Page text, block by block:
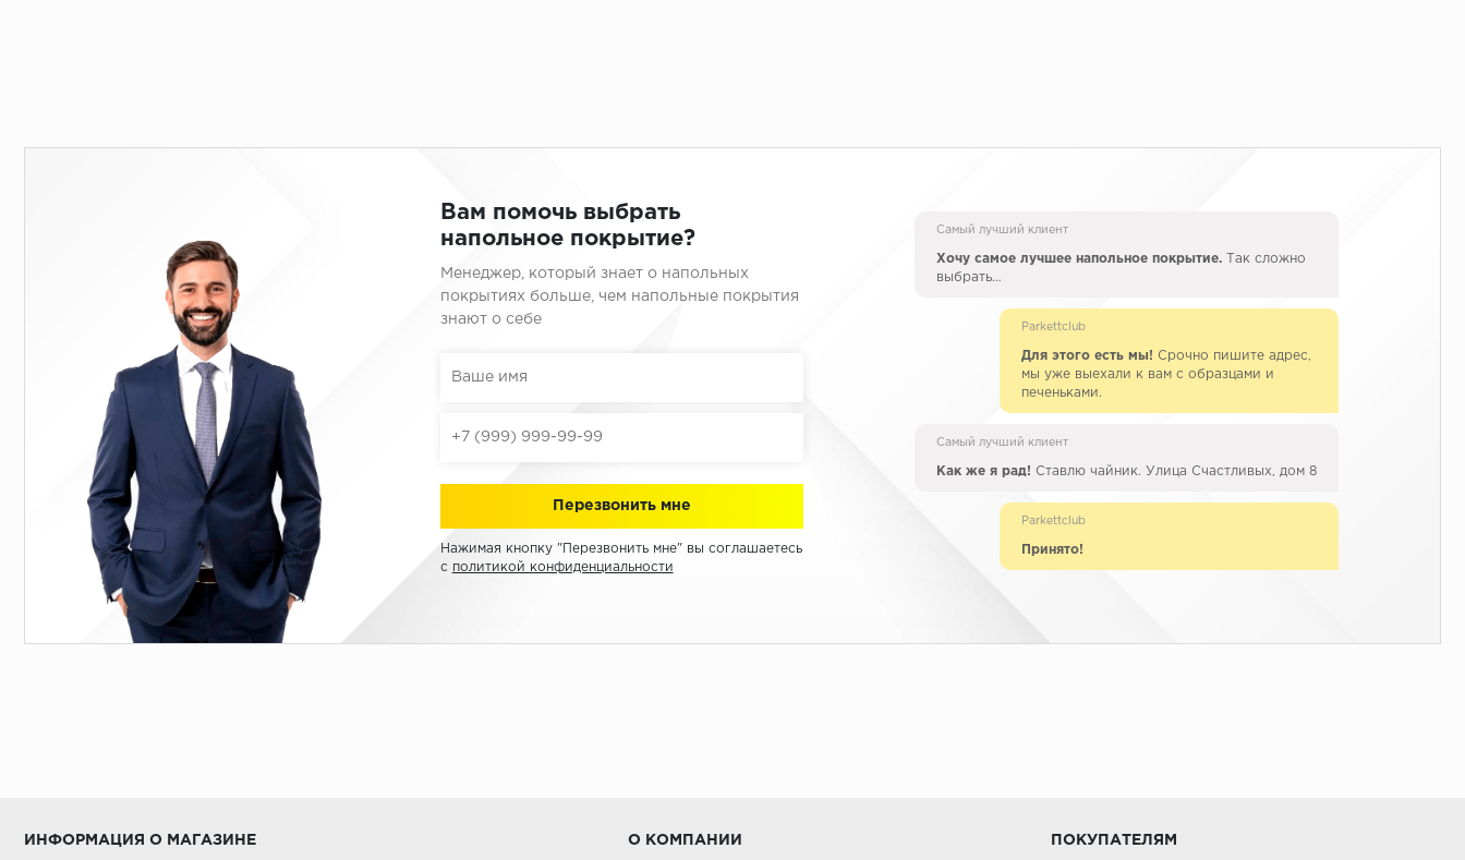
Вам помочь выбрать
напольное покрытие?
Менеджер, который знает о напольных
покрытиях больше, чем напольные покрытия
знают о себе
Нажимая кнопку "Перезвонить мне" вы соглашаетесь
с политикой конфиденциальности
Самый лучший клиент
Хочу самое лучшее напольное покрытие.Так сложно
выбрать…
Parkettclub
Для этого есть мы! Срочно пишите адрес,
мы уже выехали к вам с образцами и
печеньками.
Самый лучший клиент
Как же я рад! Ставлю чайник. Улица Счастливых, дом 8
Parkettclub
Принято!
ИНФОРМАЦИЯ О МАГАЗИНЕ О КОМПАНИИ ПОКУПАТЕЛЯМ